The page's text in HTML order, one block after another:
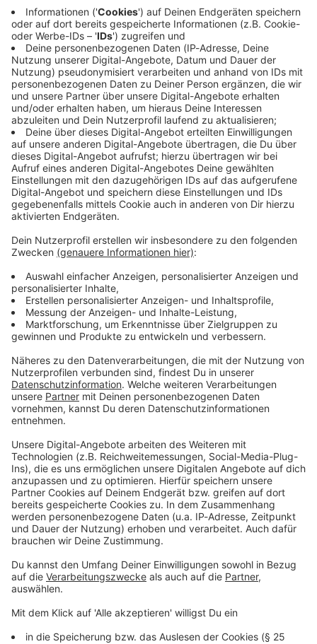
Immer auf dem Laufenden
bleiben!
Verpass' nichts mehr - mit unserem kostenlosen
ANTENNE BAYERN Newsletter. Ob Nachrichten,
Lifestyle oder unsere neuesten Aktionen - wir
informieren dich.
Zum Newsletter anmelden
Du möchtest uns etwas sagen?
Studio Hotline
Kontaktformular
Sprachnachricht
© dpa-infocom, dpa:260103-930-492172/1